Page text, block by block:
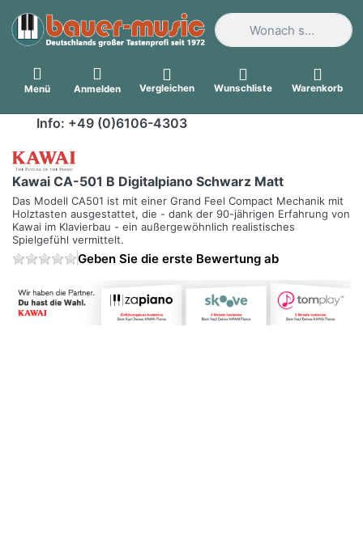
Geben Sie einen
Menü Anmelden Vergleichen Wunschliste Warenkorb
Info: +49 (0)6106-4303
Kawai CA-501 B Digitalpiano Schwarz Matt
Das Modell CA501 ist mit einer Grand Feel Compact Mechanik mit
Holztasten ausgestattet, die - dank der 90-jährigen Erfahrung von
Kawai im Klavierbau - ein außergewöhnlich realistisches
Spielgefühl vermittelt.
Geben Sie die erste Bewertung ab